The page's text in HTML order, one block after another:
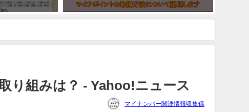
り組みは？ - Yahoo!ニュース
マイナンバー関連情報収集係